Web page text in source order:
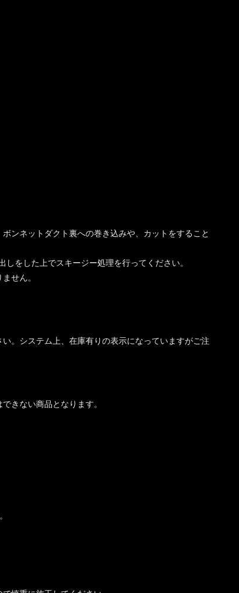
ンネットダクト裏への巻き込みや、カットをすること
をした上でスキージー処理を行ってください。
せん。
。システム上、在庫有りの表示になっていますがご注
きない商品となります。